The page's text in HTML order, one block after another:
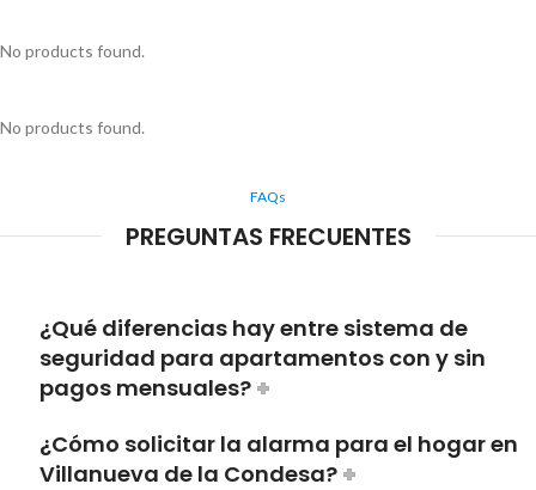
No products found.
No products found.
FAQs
PREGUNTAS FRECUENTES
¿Qué diferencias hay entre sistema de
seguridad para apartamentos con y sin
pagos mensuales?
¿Cómo solicitar la alarma para el hogar en
Villanueva de la Condesa?